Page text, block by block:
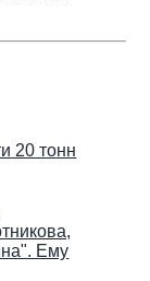
20 тонн
Ему